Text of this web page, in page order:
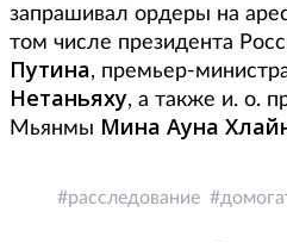
запрашивал ордеры на
том числе президента
Путина, премьер-
Нетаньяху, а также и. о.
Мьянмы Мина Ауна
расследование